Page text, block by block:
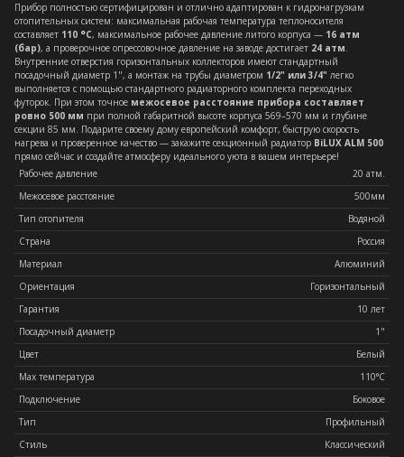
Прибор полностью сертифицирован и отлично адаптирован к гидронагрузкам
отопительных систем: максимальная рабочая температура теплоносителя
составляет 110 °C, максимальное рабочее давление литого корпуса — 16 атм
(бар), а проверочное опрессовочное давление на заводе достигает 24 атм.
Внутренние отверстия горизонтальных коллекторов имеют стандартный
посадочный диаметр 1", а монтаж на трубы диаметром 1/2" или 3/4" легко
выполняется с помощью стандартного радиаторного комплекта переходных
футорок. При этом точное межосевое расстояние прибора составляет
ровно 500 мм при полной габаритной высоте корпуса 569–570 мм и глубине
секции 85 мм. Подарите своему дому европейский комфорт, быструю скорость
нагрева и проверенное качество — закажите секционный радиатор BiLUX ALM 500
прямо сейчас и создайте атмосферу идеального уюта в вашем интерьере!
Рабочее давление
20 атм.
Межосевое расстояние
500мм
Тип отопителя
Водяной
Страна
Россия
Материал
Алюминий
Ориентация
Горизонтальный
Гарантия
10 лет
Посадочный диаметр
1"
Цвет
Белый
Max температура
110°C
Подключение
Боковое
Тип
Профильный
Стиль
Классический